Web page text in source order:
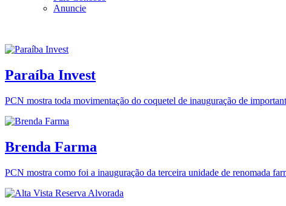
Anuncie
Paraíba Invest
PCN mostra toda movimentação do coquetel de inauguração de
Brenda Farma
PCN mostra como foi a inauguração da terceira unidade de renomada